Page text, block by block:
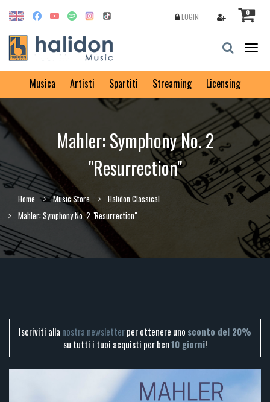
0
LOGIN
Musica Artisti Spartiti Streaming Licensing
Mahler: Symphony No. 2
"Resurrection"
Home Music Store
Halidon Classical
Mahler: Symphony No. 2 "Resurrection"
Iscriviti alla nostra newsletterper ottenere uno sconto del 20%
su tutti i tuoi acquisti per ben10 giorni!